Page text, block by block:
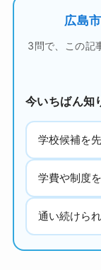
広島
3問で、この記
今いちばん知
学校候補を
学費や制度
通い続けら